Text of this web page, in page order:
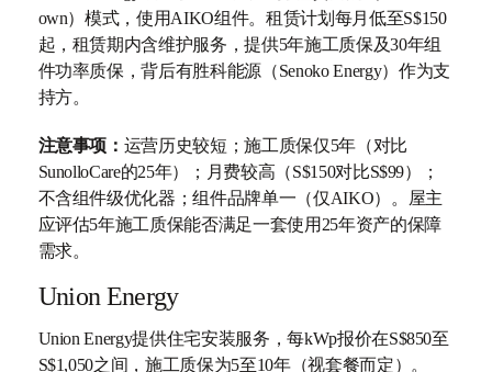
own）模式，使用AIKO组件。租赁计划每月低至S$150
起，租赁期内含维护服务，提供5年施工质保及30年组
件功率质保，背后有胜科能源（Senoko Energy）作为支
持方。
注意事项： 运营历史较短；施工质保仅5年（对比
SunolloCare的25年）；月费较高（S$150对比S$99）；
不含组件级优化器；组件品牌单一（仅AIKO）。屋主
应评估5年施工质保能否满足一套使用25年资产的保障
需求。
Union Energy
Union Energy提供住宅安装服务，每kWp报价在S$850至
S$1,050之间，施工质保为5至10年（视套餐而定）。